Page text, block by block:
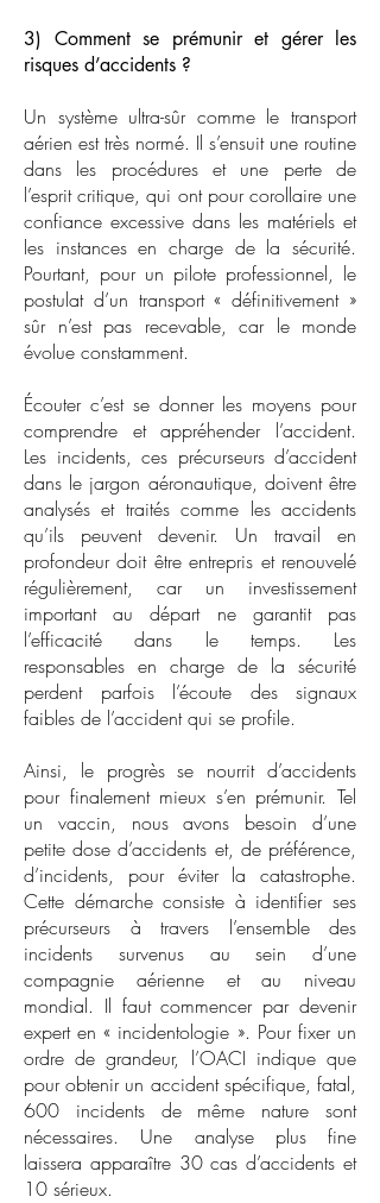
3) Comment se prémunir et gérer les
risques d’accidents ?
Un système ultra-sûr comme le transport
aérien est très normé. Il s’ensuit une routine
dans les procédures et une perte de
l’esprit critique, qui ont pour corollaire une
confiance excessive dans les matériels et
les instances en charge de la sécurité.
Pourtant, pour un pilote professionnel, le
postulat d’un transport « définitivement »
sûr n’est pas recevable, car le monde
évolue constamment.
Écouter c’est se donner les moyens pour
comprendre et appréhender l’accident.
Les incidents, ces précurseurs d’accident
dans le jargon aéronautique, doivent être
analysés et traités comme les accidents
qu’ils peuvent devenir. Un travail en
profondeur doit être entrepris et renouvelé
régulièrement, car un investissement
important au départ ne garantit pas
l’efficacité dans le temps. Les
responsables en charge de la sécurité
perdent parfois l’écoute des signaux
faibles de l’accident qui se profile.
Ainsi, le progrès se nourrit d’accidents
pour finalement mieux s’en prémunir. Tel
un vaccin, nous avons besoin d’une
petite dose d’accidents et, de préférence,
d’incidents, pour éviter la catastrophe.
Cette démarche consiste à identifier ses
précurseurs à travers l’ensemble des
incidents survenus au sein d’une
compagnie aérienne et au niveau
mondial. Il faut commencer par devenir
expert en « incidentologie ». Pour fixer un
ordre de grandeur, l’OACI indique que
pour obtenir un accident spécifique, fatal,
600 incidents de même nature sont
nécessaires. Une analyse plus fine
laissera apparaître 30 cas d’accidents et
10 sérieux.